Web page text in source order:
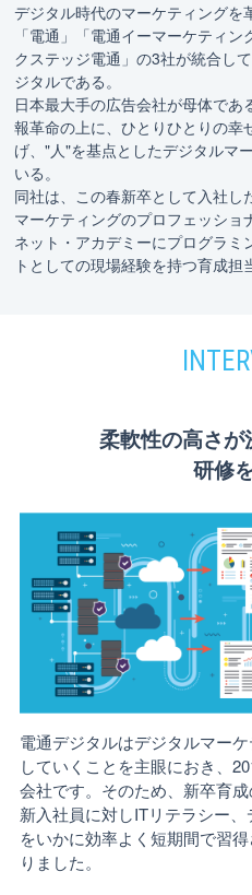
デジタル時代のマーケティングを
「電通」「電通イーマーケティン
クステッジ電通」の3社が統合し
ジタルである。
日本最大手の広告会社が母体で
報革命の上に、ひとりひとりの幸
げ、"人"を基点としたデジタルマ
いる。
同社は、この春新卒として入社
マーケティングのプロフェッシ
ネット・アカデミーにプログラミ
トとしての現場経験を持つ育成担
柔軟性の高さ
研修
電通デジタルはデジタルマー
していくことを主眼におき、
会社です。そのため、新卒育成
新入社員に対しITリテラシー
をいかに効率よく短期間で習
りました。